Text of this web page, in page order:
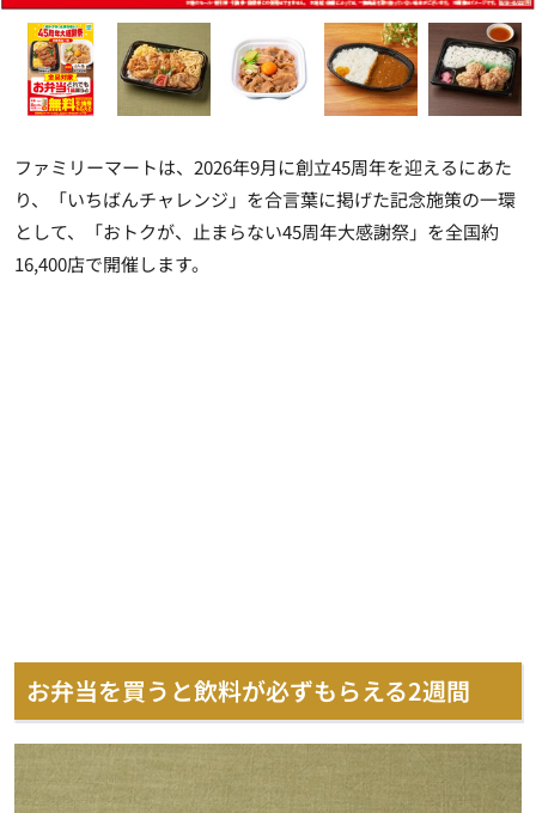
ファミリーマートは、2026年9月に創立45周年を迎えるにあた
り、「いちばんチャレンジ」を合言葉に掲げた記念施策の一環
として、「おトクが、止まらない45周年大感謝祭」を全国約
16,400店で開催します。
お弁当を買うと飲料が必ずもらえる2週間